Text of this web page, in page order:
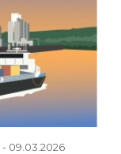
- 09.03.2026